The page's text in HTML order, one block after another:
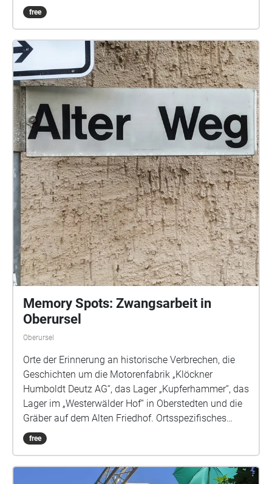
Licht- und Klanginstallationen. Kein Weg ist gleich,
Stimmen wandern, werden leiser und lauter und
Sound, Licht, Text und Umgebung verschmelzen zu
einer Bühne, auf der die Zuhörenden zu
Komponist:innen ihres eigenen Abends werden.
Regie: Milena Wichert Technische Leitung: Patrick
Kerner Sounddesign: Louisa Beck Dramaturgie:
Angelika Zwack Produktionsassistenz: Maren Burger
Technische Mitarbeit: HELLA LUX; Lenja Busch und
Rupert Jaud (Kollektiv) Sprecher:innen: Laura
Lippmann, Simone Müller, Henning Mittwollen,
Christian Manuel Oliveira
free
Memory Spots: Zwangsarbeit in
Oberursel
Oberursel
Orte der Erinnerung an historische Verbrechen, die
Geschichten um die Motorenfabrik „Klöckner
Humboldt Deutz AG“, das Lager „Kupferhammer“, das
Lager im „Westerwälder Hof“ in Oberstedten und die
Gräber auf dem Alten Friedhof. Ortsspezifisches
Audioprojekt zur Geschichte der Zwangsarbeit in
Oberursel. Projekt von & mit: Sound & Komposition
Niemann | Künstlerische Leitung Jan Deck & Katja
free